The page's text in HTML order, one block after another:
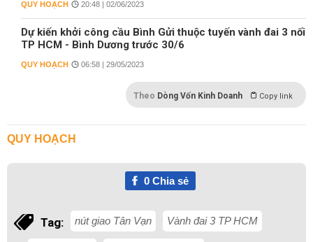
QUY HOẠCH 20:48 | 02/06/2023
Dự kiến khởi công cầu Bình Gửi thuộc tuyến vành đai 3 nối
TP HCM - Bình Dương trước 30/6
QUY HOẠCH 06:58 | 29/05/2023
Theo Dòng Vốn Kinh Doanh Copy link
QUY HOẠCH
0Chia sẻ
Tag: nút giao Tân Vạn Vành đai 3 TP HCM